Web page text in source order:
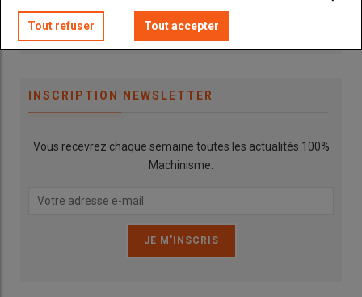
INSCRIPTION NEWSLETTER
Vous recevrez chaque semaine toutes les actualités 100%
Machinisme.
Tout refuser Tout accepter